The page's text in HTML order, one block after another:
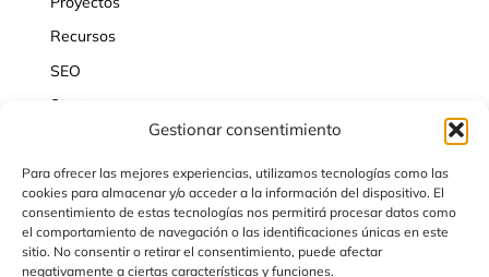
Gestionar consentimiento
Para ofrecer las mejores experiencias, utilizamos tecnologías como las
cookies para almacenar y/o acceder a la información del dispositivo. El
consentimiento de estas tecnologías nos permitirá procesar datos como
el comportamiento de navegación o las identificaciones únicas en este
sitio. No consentir o retirar el consentimiento, puede afectar
negativamente a ciertas características y funciones.
Recursos
SEO
Startups